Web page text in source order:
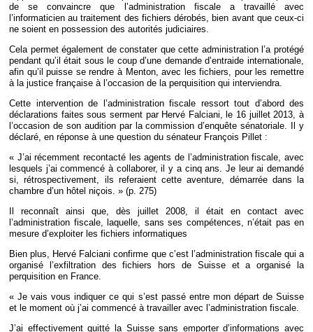
de se convaincre que l’administration fiscale a travaillé avec
l’informaticien au traitement des fichiers dérobés, bien avant que ceux-ci
ne soient en possession des autorités judiciaires.
Cela permet également de constater que cette administration l’a protégé
pendant qu’il était sous le coup d’une demande d’entraide internationale,
afin qu’il puisse se rendre à Menton, avec les fichiers, pour les remettre
à la justice française à l’occasion de la perquisition qui interviendra.
Cette intervention de l’administration fiscale ressort tout d’abord des
déclarations faites sous serment par Hervé Falciani, le 16 juillet 2013, à
l’occasion de son audition par la commission d’enquête sénatoriale. Il y
déclaré, en réponse à une question du sénateur François Pillet :
« J’ai récemment recontacté les agents de l’administration fiscale, avec
lesquels j’ai commencé à collaborer, il y a cinq ans. Je leur ai demandé
si, rétrospectivement, ils referaient cette aventure, démarrée dans la
chambre d’un hôtel niçois. » (p. 275)
Il reconnaît ainsi que, dès juillet 2008, il était en contact avec
l’administration fiscale, laquelle, sans ses compétences, n’était pas en
mesure d’exploiter les fichiers informatiques
Bien plus, Hervé Falciani confirme que c’est l’administration fiscale qui a
organisé l’exfiltration des fichiers hors de Suisse et a organisé la
perquisition en France.
« Je vais vous indiquer ce qui s’est passé entre mon départ de Suisse
et le moment où j’ai commencé à travailler avec l’administration fiscale.
J’ai effectivement quitté la Suisse sans emporter d’informations avec